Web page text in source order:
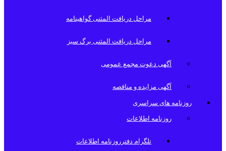
مراحل دریافت المثنی گواهینامه
مراحل دریافت المثنی برگ سبز
آگهی دعوت مجمع عمومی
آگهی مزایده و مناقصه
روزنامه های سراسری
روزنامه اطلاعات
تلگرام دفترروزنامه اطلاعات